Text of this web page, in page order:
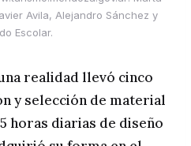
Avila, Alejandro Sánchez y
Escolar.
realidad llevó cinco
y selección de material
horas diarias de diseño